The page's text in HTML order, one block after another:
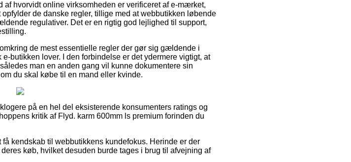
hvorvidt online virksomheden er verificeret af e-mærket,
de danske regler, tillige med at webbutikken løbende
regulativer. Det er en rigtig god lejlighed til support,
de mest essentielle regler der gør sig gældende i
butikken lover. I den forbindelse er det ydermere vigtigt, at
man en anden gang vil kunne dokumentere sin
du skal købe til en mand eller kvinde.
på en hel del eksisterende konsumenters ratings og
kritik af Flyd. karm 600mm ls premium forinden du
kendskab til webbutikkens kundefokus. Herinde er der
køb, hvilket desuden burde tages i brug til afvejning af